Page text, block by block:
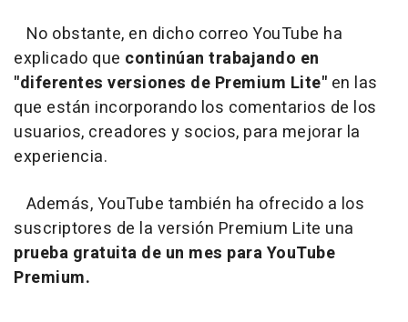
No obstante, en dicho correo YouTube ha
explicado que continúan trabajando en
"diferentes versiones de Premium Lite" en las
que están incorporando los comentarios de los
usuarios, creadores y socios, para mejorar la
experiencia.
Además, YouTube también ha ofrecido a los
suscriptores de la versión Premium Lite una
prueba gratuita de un mes para YouTube
Premium.